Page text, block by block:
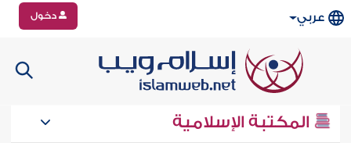
عربي دخول
المكتبة الإسلامية